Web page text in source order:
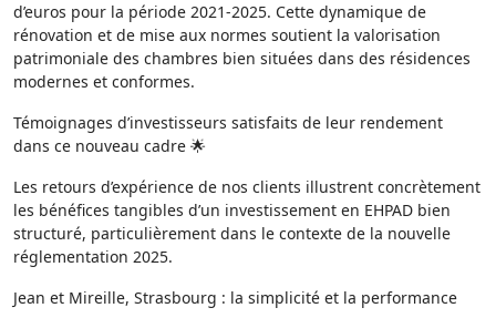
d’euros pour la période 2021-2025. Cette dynamique de
rénovation et de mise aux normes soutient la valorisation
patrimoniale des chambres bien situées dans des résidences
modernes et conformes.
Témoignages d’investisseurs satisfaits de leur rendement
dans ce nouveau cadre 🌟
Les retours d’expérience de nos clients illustrent concrètement
les bénéfices tangibles d’un investissement en EHPAD bien
structuré, particulièrement dans le contexte de la nouvelle
réglementation 2025.
Jean et Mireille, Strasbourg : la simplicité et la performance